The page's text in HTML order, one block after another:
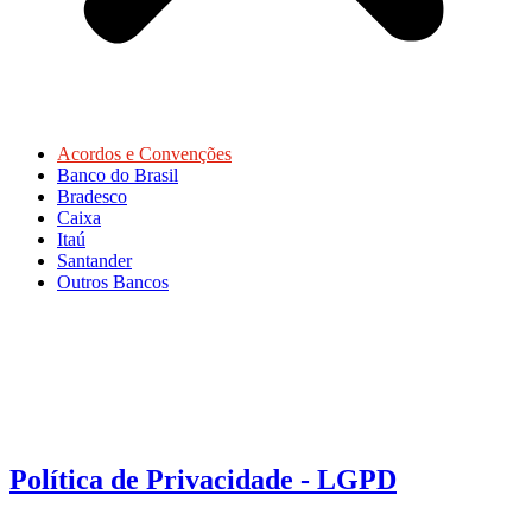
Acordos e Convenções
Banco do Brasil
Bradesco
Caixa
Itaú
Santander
Outros Bancos
Política de Privacidade - LGPD